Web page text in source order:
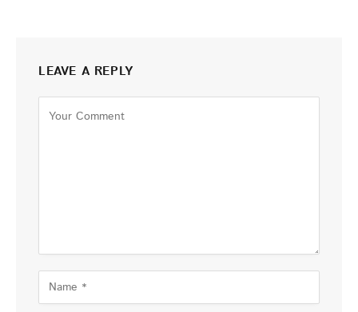
LEAVE A REPLY